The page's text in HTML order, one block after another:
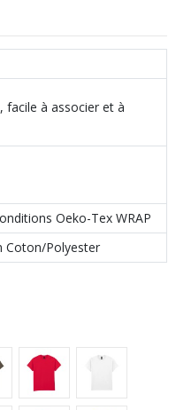
facile à associer et à
Oeko-Tex WRAP
Coton/Polyester
Red White